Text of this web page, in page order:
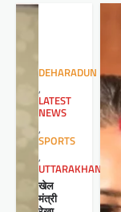
DEHARADUN
,
LATEST
NEWS
,
SPORTS
,
UTTARAKHAND
खेल
मंत्री